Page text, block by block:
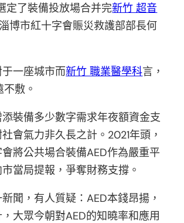
定了裝備投放場合并完新竹 超音
博市紅十字會賑災救護部部長何
一座城市而新竹 職業醫學科言，
敷。
備多少數字需求年夜額資金支
會氣力非久長之計。2021年頭，
將公共場合裝備AED作為嚴重平
當局提報，爭奪財務支撐。
，有人質疑：AED本錢昂揚，
大眾今朝對AED的知曉率和應用